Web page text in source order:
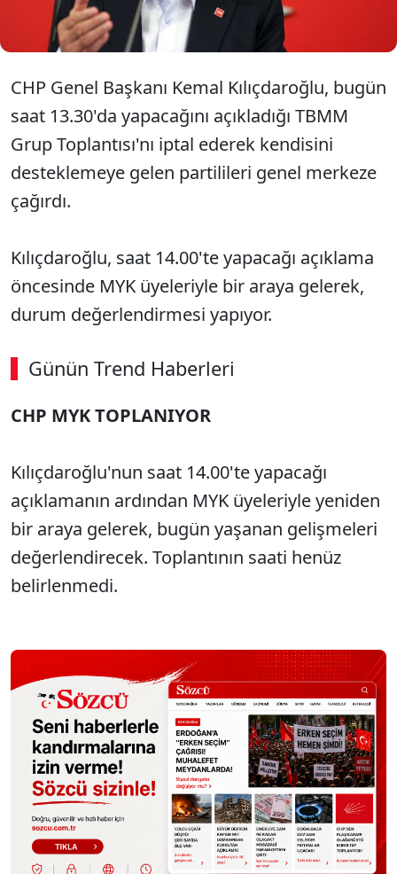
sonra yeniden MYK'yı toplayacak.
CHP Genel Başkanı Kemal Kılıçdaroğlu, bugün
saat 13.30'da yapacağını açıkladığı TBMM
Grup Toplantısı'nı iptal ederek kendisini
desteklemeye gelen partilileri genel merkeze
çağırdı.
Kılıçdaroğlu, saat 14.00'te yapacağı açıklama
öncesinde MYK üyeleriyle bir araya gelerek,
durum değerlendirmesi yapıyor.
Günün Trend Haberleri
SÖZCÜ SON DAKİKA
CHP MYK TOPLANIYOR
Kılıçdaroğlu'nun saat 14.00'te yapacağı
açıklamanın ardından MYK üyeleriyle yeniden
bir araya gelerek, bugün yaşanan gelişmeleri
değerlendirecek. Toplantının saati henüz
belirlenmedi.